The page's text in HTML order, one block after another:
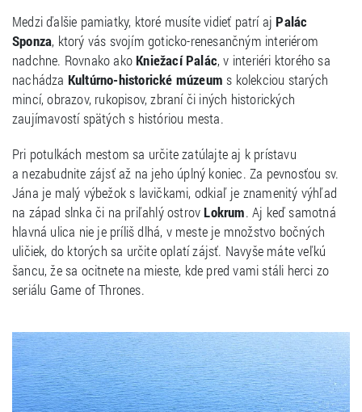
Medzi ďalšie pamiatky, ktoré musíte vidieť patrí aj Palác
Sponza, ktorý vás svojím goticko-renesančným interiérom
nadchne. Rovnako ako Kniežací Palác, v interiéri ktorého sa
nachádza Kultúrno-historické múzeum s kolekciou starých
mincí, obrazov, rukopisov, zbraní či iných historických
zaujímavostí spätých s históriou mesta.
Pri potulkách mestom sa určite zatúlajte aj k prístavu
a nezabudnite zájsť až na jeho úplný koniec. Za pevnosťou sv.
Jána je malý výbežok s lavičkami, odkiaľ je znamenitý výhľad
na západ slnka či na priľahlý ostrov Lokrum. Aj keď samotná
hlavná ulica nie je príliš dlhá, v meste je množstvo bočných
uličiek, do ktorých sa určite oplatí zájsť. Navyše máte veľkú
šancu, že sa ocitnete na mieste, kde pred vami stáli herci zo
seriálu Game of Thrones.